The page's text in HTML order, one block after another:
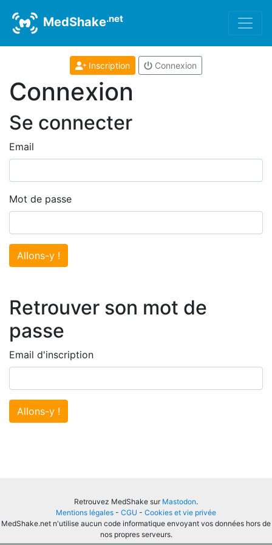
MedShake.net
Inscription Connexion
Connexion
Se connecter
Email
Mot de passe
Allons-y !
Retrouver son mot de
passe
Email d'inscription
Allons-y !
Retrouvez MedShake sur Mastodon.
Mentions légales - CGU - Cookies et vie privée
MedShake.net n'utilise aucun code informatique envoyant vos données hors de
nos propres serveurs.